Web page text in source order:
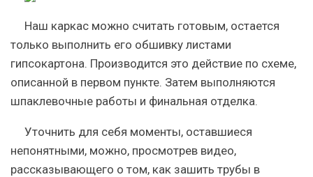
Наш каркас можно считать готовым, остается
только выполнить его обшивку листами
гипсокартона. Производится это действие по схеме,
описанной в первом пункте. Затем выполняются
шпаклевочные работы и финальная отделка.
Уточнить для себя моменты, оставшиеся
непонятными, можно, просмотрев видео,
рассказывающего о том, как зашить трубы в